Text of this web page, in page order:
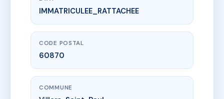
www.vme.plus/AC6407068
LES COTEAUX II
11 av marcel pagnol
IMMATRICULEE_RATTACHEE
CODE POSTAL
60870
COMMUNE